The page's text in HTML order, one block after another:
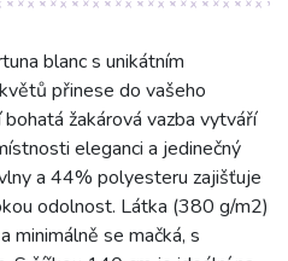
blanc s unikátním
přinese do vašeho
žakárová vazba vytváří
eleganci a jedinečný
a 44% polyesteru zajišťuje
odolnost. Látka (380 g/m2)
minimálně se mačká, s